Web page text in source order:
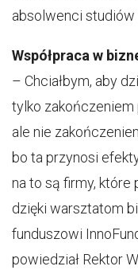
absolwenci studiów
Współpraca w
– Chciałbym, aby
tylko
ale nie
bo ta przynosi
na to są firmy, które
dzięki warsztatom
funduszowi
powiedział Rektor